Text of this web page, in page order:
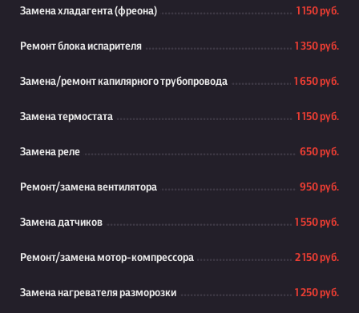
Замена хладагента (фреона) 1 150 руб.
Ремонт блока испарителя 1 350 руб.
Замена/ремонт капилярного трубопровода 1 650 руб.
Замена термостата 1 150 руб.
Замена реле 650 руб.
Ремонт/замена вентилятора 950 руб.
Замена датчиков 1 550 руб.
Ремонт/замена мотор-компрессора 2 150 руб.
Замена нагревателя разморозки 1 250 руб.